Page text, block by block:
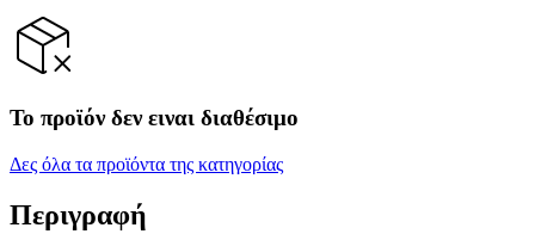
Το προϊόν δεν ειναι διαθέσιμο
Δες όλα τα προϊόντα της κατηγορίας
Περιγραφή